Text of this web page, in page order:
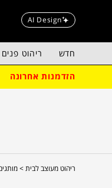
AI Design
חדש ריהוט פנים
הזדמנות אחרונה
ריהוט מעוצב לבית >